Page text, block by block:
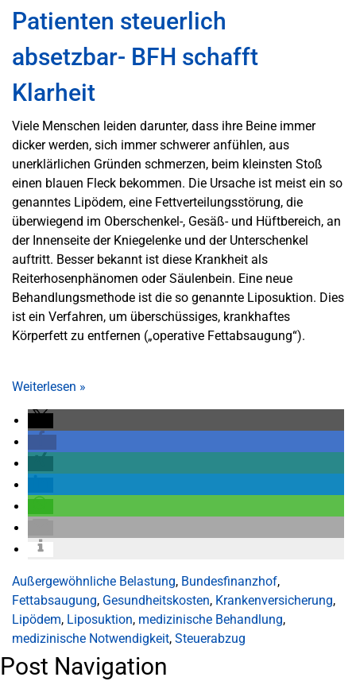
Patienten steuerlich
absetzbar- BFH schafft
Klarheit
Viele Menschen leiden darunter, dass ihre Beine immer
dicker werden, sich immer schwerer anfühlen, aus
unerklärlichen Gründen schmerzen, beim kleinsten Stoß
einen blauen Fleck bekommen. Die Ursache ist meist ein so
genanntes Lipödem, eine Fettverteilungsstörung, die
überwiegend im Oberschenkel-, Gesäß- und Hüftbereich, an
der Innenseite der Kniegelenke und der Unterschenkel
auftritt. Besser bekannt ist diese Krankheit als
Reiterhosenphänomen oder Säulenbein. Eine neue
Behandlungsmethode ist die so genannte Liposuktion. Dies
ist ein Verfahren, um überschüssiges, krankhaftes
Körperfett zu entfernen („operative Fettabsaugung“).
Weiterlesen »
Außergewöhnliche Belastung, Bundesfinanzhof,
Fettabsaugung, Gesundheitskosten, Krankenversicherung,
Lipödem, Liposuktion, medizinische Behandlung,
medizinische Notwendigkeit, Steuerabzug
Post Navigation